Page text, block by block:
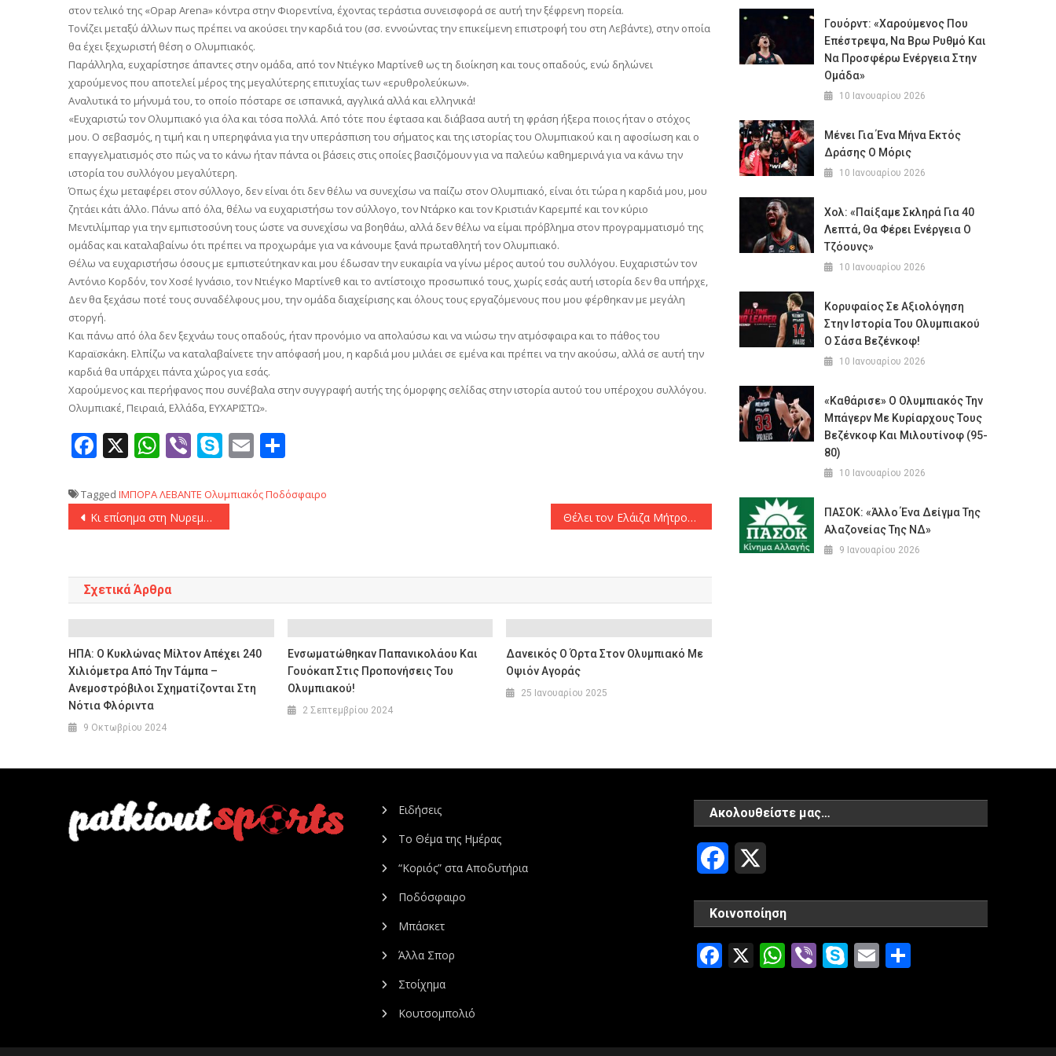
στον τελικό της «Opap Arena» κόντρα στην Φιορεντίνα, έχοντας τεράστια συνεισφορά σε αυτή την ξέφρενη πορεία.
Τονίζει μεταξύ άλλων πως πρέπει να ακούσει την καρδιά του (σσ. εννοώντας την επικείμενη επιστροφή του στη Λεβάντε), στην οποία
θα έχει ξεχωριστή θέση ο Ολυμπιακός.
Παράλληλα, ευχαρίστησε άπαντες στην ομάδα, από τον Ντιέγκο Μαρτίνεθ ως τη διοίκηση και τους οπαδούς, ενώ δηλώνει
χαρούμενος που αποτελεί μέρος της μεγαλύτερης επιτυχίας των «ερυθρολεύκων».
Αναλυτικά το μήνυμά του, το οποίο πόσταρε σε ισπανικά, αγγλικά αλλά και ελληνικά!
«Ευχαριστώ τον Ολυμπιακό για όλα και τόσα πολλά. Από τότε που έφτασα και διάβασα αυτή τη φράση ήξερα ποιος ήταν ο στόχος
μου. Ο σεβασμός, η τιμή και η υπερηφάνια για την υπεράσπιση του σήματος και της ιστορίας του Ολυμπιακού και η αφοσίωση και ο
επαγγελματισμός στο πώς να το κάνω ήταν πάντα οι βάσεις στις οποίες βασιζόμουν για να παλεύω καθημερινά για να κάνω την
ιστορία του συλλόγου μεγαλύτερη.
Όπως έχω μεταφέρει στον σύλλογο, δεν είναι ότι δεν θέλω να συνεχίσω να παίζω στον Ολυμπιακό, είναι ότι τώρα η καρδιά μου, μου
ζητάει κάτι άλλο. Πάνω από όλα, θέλω να ευχαριστήσω τον σύλλογο, τον Ντάρκο και τον Κριστιάν Καρεμπέ και τον κύριο
Μεντιλίμπαρ για την εμπιστοσύνη τους ώστε να συνεχίσω να βοηθάω, αλλά δεν θέλω να είμαι πρόβλημα στον προγραμματισμό της
ομάδας και καταλαβαίνω ότι πρέπει να προχωράμε για να κάνουμε ξανά πρωταθλητή τον Ολυμπιακό.
Θέλω να ευχαριστήσω όσους με εμπιστεύτηκαν και μου έδωσαν την ευκαιρία να γίνω μέρος αυτού του συλλόγου. Ευχαριστών τον
Αντόνιο Κορδόν, τον Χοσέ Ιγνάσιο, τον Ντιέγκο Μαρτίνεθ και το αντίστοιχο προσωπικό τους, χωρίς εσάς αυτή ιστορία δεν θα υπήρχε,
Δεν θα ξεχάσω ποτέ τους συναδέλφους μου, την ομάδα διαχείρισης και όλους τους εργαζόμενους που μου φέρθηκαν με μεγάλη
στοργή.
Και πάνω από όλα δεν ξεχνάω τους οπαδούς, ήταν προνόμιο να απολαύσω και να νιώσω την ατμόσφαιρα και το πάθος του
Καραϊσκάκη. Ελπίζω να καταλαβαίνετε την απόφασή μου, η καρδιά μου μιλάει σε εμένα και πρέπει να την ακούσω, αλλά σε αυτή την
καρδιά θα υπάρχει πάντα χώρος για εσάς.
Χαρούμενος και περήφανος που συνέβαλα στην συγγραφή αυτής της όμορφης σελίδας στην ιστορία αυτού του υπέροχου συλλόγου.
Ολυμπιακέ, Πειραιά, Ελλάδα, ΕΥΧΑΡΙΣΤΩ».
Facebook
X WhatsApp
ViberSkype
Email
Tagged ΙΜΠΟΡΑΛΕΒΑΝΤΕ ΟλυμπιακόςΠοδόσφαιρο
Πλοήγηση
Κι επίσημα στη Νυρεμβέργη ο Τζίμας Θέλει τον Ελάιζα Μήτρου-Λονγκ η ΑΕΚ
Σχετικά Άρθρα
ΗΠΑ: Ο Κυκλώνας Μίλτον Απέχει 240
Χιλιόμετρα Από Την Τάμπα –
Ανεμοστρόβιλοι Σχηματίζονται Στη
Νότια Φλόριντα
9 Οκτωβρίου 2024
Ενσωματώθηκαν Παπανικολάου Και
Γουόκαπ Στις Προπονήσεις Του
Ολυμπιακού!
2 Σεπτεμβρίου 2024
Δανεικός Ο Όρτα Στον Ολυμπιακό Με
Οψιόν Αγοράς
25 Ιανουαρίου 2025
Γουόρντ: «Χαρούμενος Που
Επέστρεψα, Να Βρω Ρυθμό Και
Να Προσφέρω Ενέργεια Στην
Ομάδα»
10 Ιανουαρίου 2026
Μένει Για Ένα Μήνα Εκτός
Δράσης Ο Μόρις
10 Ιανουαρίου 2026
Χολ: «Παίξαμε Σκληρά Για 40
Λεπτά, Θα Φέρει Ενέργεια Ο
Τζόουνς»
10 Ιανουαρίου 2026
Κορυφαίος Σε Αξιολόγηση
Στην Ιστορία Του Ολυμπιακού
Ο Σάσα Βεζένκοφ!
10 Ιανουαρίου 2026
«Καθάρισε» Ο Ολυμπιακός Την
Μπάγερν Με Κυρίαρχους Τους
Βεζένκοφ Και Μιλουτίνοφ (95-
80)
10 Ιανουαρίου 2026
ΠΑΣΟΚ: «Άλλο Ένα Δείγμα Της
Αλαζονείας Της ΝΔ»
9 Ιανουαρίου 2026
Ειδήσεις
Το Θέμα της Ημέρας
“Κοριός” στα Αποδυτήρια
Ποδόσφαιρο
Μπάσκετ
Άλλα Σπορ
Στοίχημα
Κουτσομπολιό
Ακολουθείστε μας…
Facebook
Κοινοποίηση
Facebook
X WhatsApp
ViberSkype
Email